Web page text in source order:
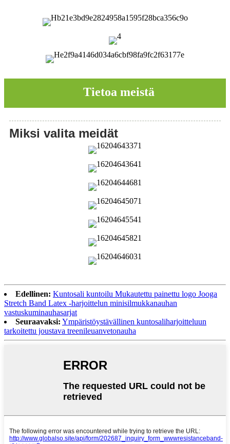
Tietoa meistä
Miksi valita meidät
Edellinen: Kuntosali kuntoilu Mukautettu painettu logo Jooga
Stretch Band Latex -harjoittelun minisilmukkanauhan
vastuskuminauhasarjat
Seuraavaksi: Ympäristöystävällinen kuntosaliharjoitteluun
tarkoitettu joustava treenileuanvetonauha